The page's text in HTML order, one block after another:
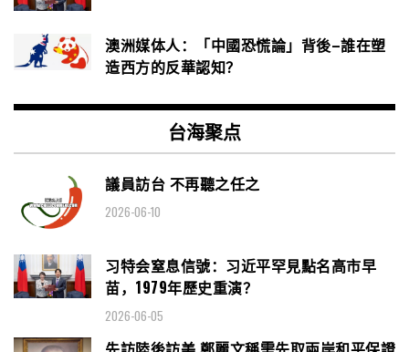
澳洲媒体人：「中國恐慌論」背後–誰在塑
造西方的反華認知？
台海聚点
議員訪台 不再聽之任之
2026-06-10
习特会窒息信號：习近平罕見點名高市早
苗，1979年歷史重演？
2026-06-05